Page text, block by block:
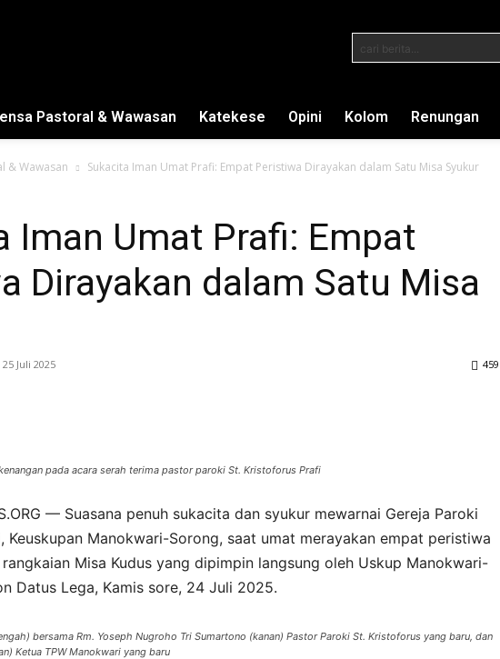
cari berita...
Pastoral & Wawasan Katekese Opini Kolom Renungan
& Wawasan Sukacita Iman Umat Prafi: Empat Peristiwa Dirayakan dalam Satu Misa Syukur
Iman Umat Prafi: Empat
Dirayakan dalam Satu Misa
25 Juli 2025 459
pada acara serah terima pastor paroki St. Kristoforus Prafi
— Suasana penuh sukacita dan syukur mewarnai Gereja Paroki
Keuskupan Manokwari-Sorong, saat umat merayakan empat peristiwa
Misa Kudus yang dipimpin langsung oleh Uskup Manokwari-
Datus Lega, Kamis sore, 24 Juli 2025.
bersama Rm. Yoseph Nugroho Tri Sumartono (kanan) Pastor Paroki St. Kristoforus yang baru, dan
Ketua TPW Manokwari yang baru